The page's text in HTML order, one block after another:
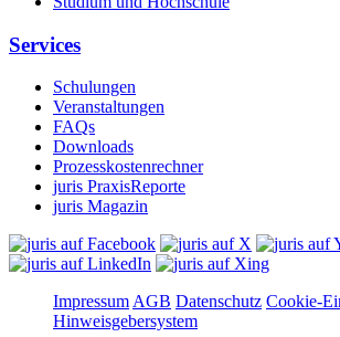
Services
Schulungen
Veranstaltungen
FAQs
Downloads
Prozesskostenrechner
juris PraxisReporte
juris Magazin
Impressum AGB Datenschutz Cookie-
Hinweisgebersystem